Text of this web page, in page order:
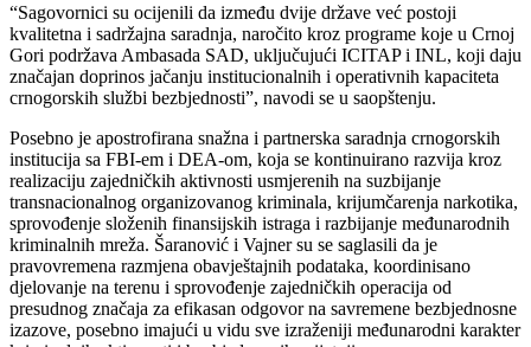
“Sagovornici su ocijenili da između dvije države već postoji
kvalitetna i sadržajna saradnja, naročito kroz programe koje u Crnoj
Gori podržava Ambasada SAD, uključujući ICITAP i INL, koji daju
značajan doprinos jačanju institucionalnih i operativnih kapaciteta
crnogorskih službi bezbjednosti”, navodi se u saopštenju.
Posebno je apostrofirana snažna i partnerska saradnja crnogorskih
institucija sa FBI-em i DEA-om, koja se kontinuirano razvija kroz
realizaciju zajedničkih aktivnosti usmjerenih na suzbijanje
transnacionalnog organizovanog kriminala, krijumčarenja narkotika,
sprovođenje složenih finansijskih istraga i razbijanje međunarodnih
kriminalnih mreža. Šaranović i Vajner su se saglasili da je
pravovremena razmjena obavještajnih podataka, koordinisano
djelovanje na terenu i sprovođenje zajedničkih operacija od
presudnog značaja za efikasan odgovor na savremene bezbjednosne
izazove, posebno imajući u vidu sve izraženiji međunarodni karakter